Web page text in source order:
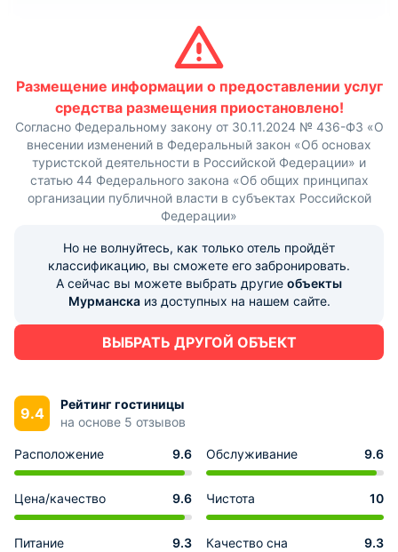
обмен валют, продажа и бронирование авиабилетов,
трансфер, прачечная и химчистка. Также для хранения
особо ценных вещей есть возможность
воспользоваться сейфом. На территории расположена
круглосуточная охраняемая автопарковка. Можно
посетить сауну и бильярдную.
Удачное местонахождение в центре города позволяет
прогуляться до музея Мурманского торгового порта, а
также сквера портовиков. Ж-д вокзал в 5 минутах
ходьбы. Расстояние до аэропорта занимает менее 25
км.
Размещение информации о предоставлении услуг
средства размещения приостановлено!
Согласно Федеральному закону от 30.11.2024 № 436-ФЗ «О
внесении изменений в Федеральный закон «Об основах
туристской деятельности в Российской Федерации» и
статью 44 Федерального закона «Об общих принципах
организации публичной власти в субъектах Российской
Федерации»
Но не волнуйтесь, как только отель пройдёт
классификацию, вы сможете его забронировать.
А сейчас вы можете выбрать другие объекты
Мурманскаиз доступных на нашем сайте.
ВЫБРАТЬ ДРУГОЙ ОБЪЕКТ
9.4
Рейтинг гостиницы
на основе 5 отзывов
Расположение 9.6 Обслуживание 9.6
Цена/качество 9.6 Чистота 10
Питание 9.3 Качество сна 9.3